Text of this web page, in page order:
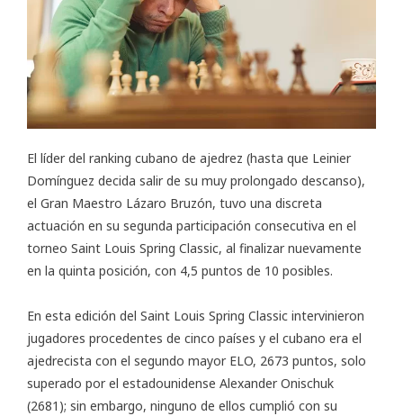
El líder del ranking cubano de ajedrez (hasta que Leinier
Domínguez decida salir de su muy prolongado descanso),
el Gran Maestro Lázaro Bruzón, tuvo una discreta
actuación en su segunda participación consecutiva en el
torneo Saint Louis Spring Classic, al finalizar nuevamente
en la quinta posición, con 4,5 puntos de 10 posibles.
En esta edición del Saint Louis Spring Classic intervinieron
jugadores procedentes de cinco países y el cubano era el
ajedrecista con el segundo mayor ELO, 2673 puntos, solo
superado por el estadounidense Alexander Onischuk
(2681); sin embargo, ninguno de ellos cumplió con su